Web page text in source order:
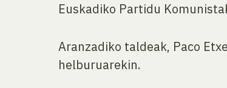
Euskadiko Partidu
Aranzadiko taldeak, Paco
helburuarekin.